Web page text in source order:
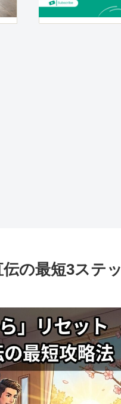
の最短3ステッ